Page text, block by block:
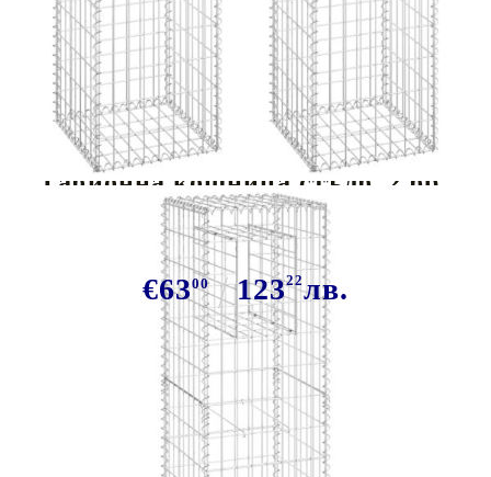
Сподели Tweet
Габионна кошница стълб, 2 бр,
40x40x140 cм, желязо
€6300 12322лв.
В наличност: 26 бр.
Време за доставка: 5 до 9 дни